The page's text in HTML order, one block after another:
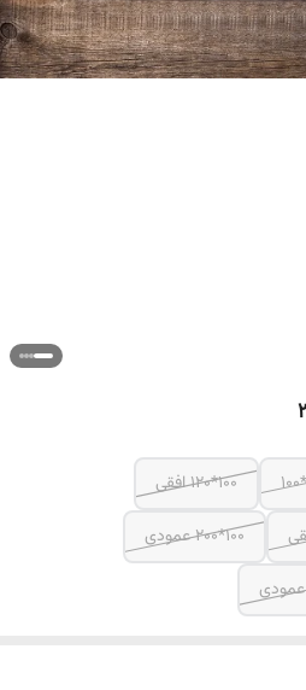
100*120 افقی
100*200 عمودی